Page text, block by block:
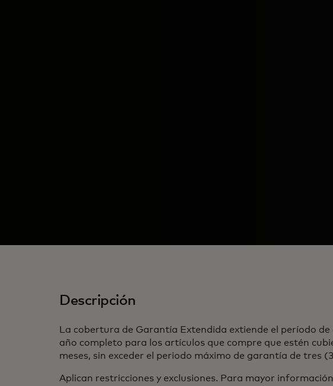
Descripción
La cobertura de Garantía Extendida extiende el período
año completo para los artículos que compre que estén
meses, sin exceder el periodo máximo de garantía de tres
Aplican restricciones y exclusiones. Para mayor